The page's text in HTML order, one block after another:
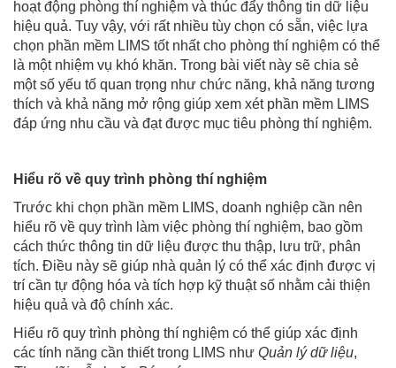
hoạt động phòng thí nghiệm và thúc đẩy thông tin dữ liệu
hiệu quả. Tuy vậy, với rất nhiều tùy chọn có sẵn, việc lựa
chọn phần mềm LIMS tốt nhất cho phòng thí nghiệm có thể
là một nhiệm vụ khó khăn. Trong bài viết này sẽ chia sẻ
một số yếu tố quan trọng như chức năng, khả năng tương
thích và khả năng mở rộng giúp xem xét phần mềm LIMS
đáp ứng nhu cầu và đạt được mục tiêu phòng thí nghiệm.
Hiểu rõ về quy trình phòng thí nghiệm
Trước khi chọn phần mềm LIMS, doanh nghiệp cần nên
hiểu rõ về quy trình làm việc phòng thí nghiệm, bao gồm
cách thức thông tin dữ liệu được thu thập, lưu trữ, phân
tích. Điều này sẽ giúp nhà quản lý có thể xác định được vị
trí cần tự động hóa và tích hợp kỹ thuật số nhằm cải thiện
hiệu quả và độ chính xác.
Hiểu rõ quy trình phòng thí nghiệm có thể giúp xác định
các tính năng cần thiết trong LIMS như Quản lý dữ liệu,